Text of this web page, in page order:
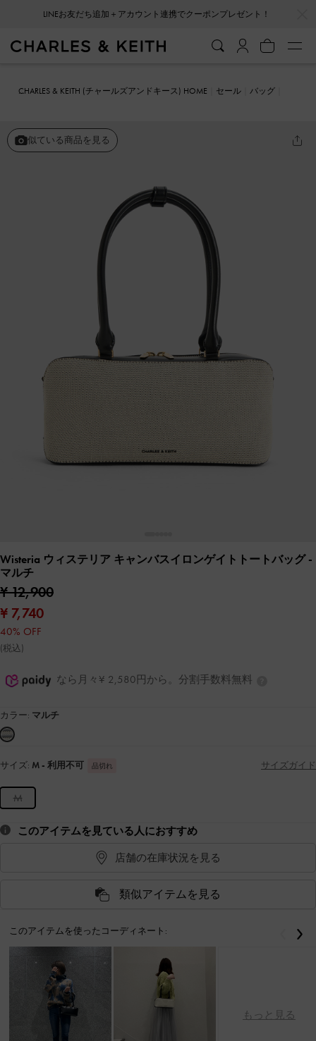
LINEお友だち追加＋アカウント連携でクーポンプレゼント！
CHARLES & KEITH (チャールズアンドキース) HOME セール
バッグ
似ている商品を見る
Wisteria ウィステリア キャンバスイロンゲイトトートバッグ-
マルチ
¥ 12,900
¥ 7,740
40% OFF
(税込)
なら月々¥ 2,580円から。分割手数料無料
カラー: マルチ
サイズ: M - 利用不可 品切れ サイズガイド
M
このアイテムを見ている人におすすめ
店舗の在庫状況を見る
類似アイテムを見る
このアイテムを使ったコーディネート:
もっと見る
戻る